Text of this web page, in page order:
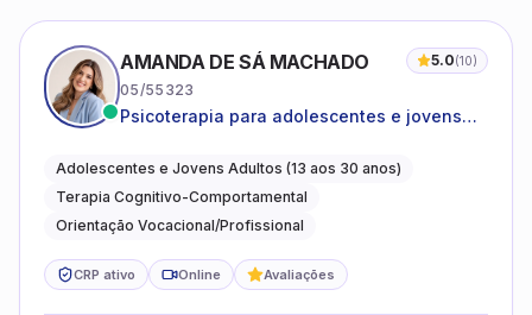
AMANDA DE SÁ MACHADO 5.0(10)
05/55323
Psicoterapia para adolescentes e jovens
autoestima, relações e orientação
profissional
Adolescentes e Jovens Adultos (13 aos 30 anos)
Terapia Cognitivo-Comportamental
Orientação Vocacional/Profissional
CRP ativo Online Avaliações